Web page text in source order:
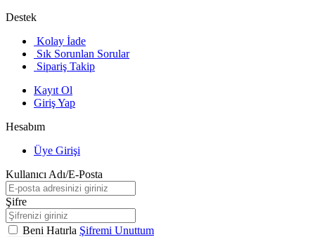
Destek
Kolay İade
Sık Sorunlan Sorular
Sipariş Takip
Kayıt Ol
Giriş Yap
Hesabım
Üye Girişi
Kullanıcı Adı/E-Posta
Şifre
Beni Hatırla Şifremi Unuttum